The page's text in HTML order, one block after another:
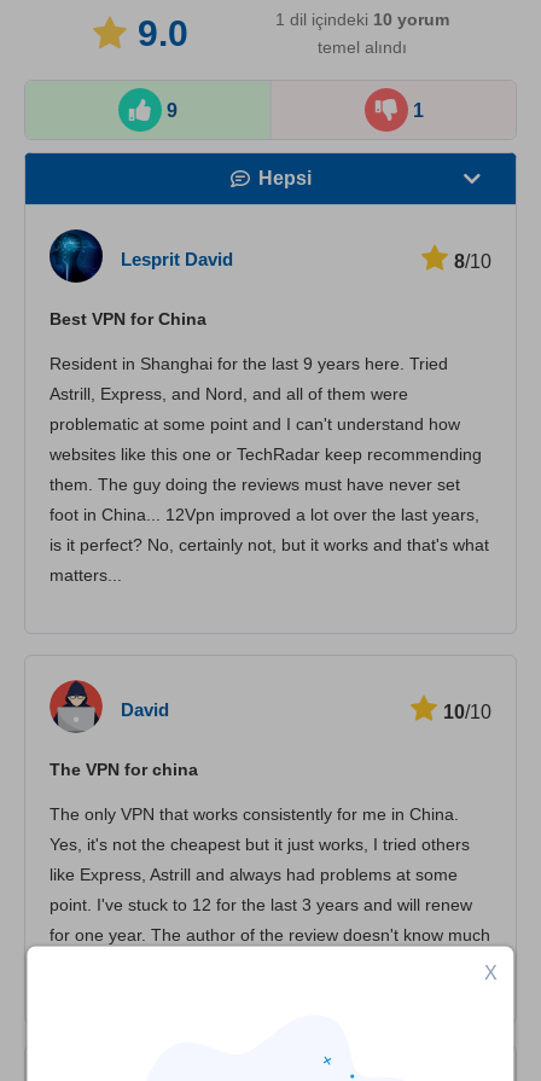
9.0 1 dil içindeki 10 yorum
temel alındı
9 1
Hepsi
Müşteri hizmetleri
Lesprit David 8/10
Best VPN for China
Resident in Shanghai for the last 9 years here. Tried
Astrill, Express, and Nord, and all of them were
problematic at some point and I can't understand how
websites like this one or TechRadar keep recommending
them. The guy doing the reviews must have never set
foot in China... 12Vpn improved a lot over the last years,
is it perfect? No, certainly not, but it works and that's what
matters...
David 10/10
The VPN for china
The only VPN that works consistently for me in China.
Yes, it's not the cheapest but it just works, I tried others
like Express, Astrill and always had problems at some
point. I've stuck to 12 for the last 3 years and will renew
for one year. The author of the review doesn't know much
X